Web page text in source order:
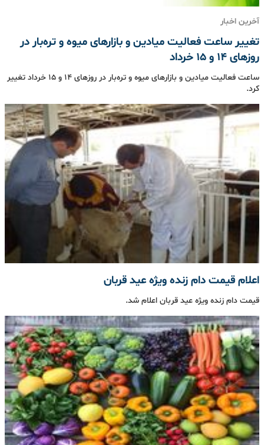
آخرین اخبار
تغییر ساعت فعالیت میادین و بازارهای میوه و تره‌بار در
روزهای 14 و 15 خرداد
ساعت فعالیت میادین و بازارهای میوه و تره‌بار در روزهای 14 و 15 خرداد تغییر
کرد.
اعلام قیمت دام زنده ویژه عید قربان
قیمت دام زنده ویژه عید قربان اعلام شد.